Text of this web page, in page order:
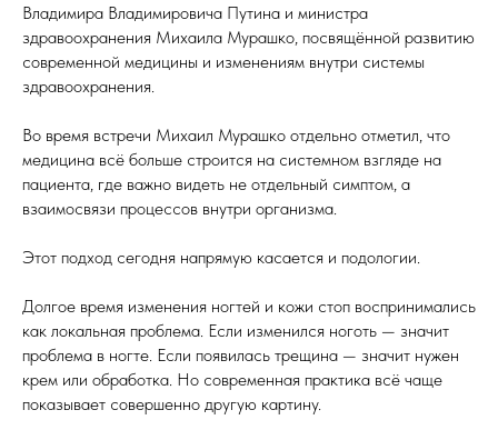
Владимира Владимировича Путина и министра
здравоохранения Михаила Мурашко, посвящённой развитию
современной медицины и изменениям внутри системы
здравоохранения.
Во время встречи Михаил Мурашко отдельно отметил, что
медицина всё больше строится на системном взгляде на
пациента, где важно видеть не отдельный симптом, а
взаимосвязи процессов внутри организма.
Этот подход сегодня напрямую касается и подологии.
Долгое время изменения ногтей и кожи стоп воспринимались
как локальная проблема. Если изменился ноготь — значит
проблема в ногте. Если появилась трещина — значит нужен
крем или обработка. Но современная практика всё чаще
показывает совершенно другую картину.